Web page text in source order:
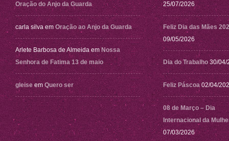
Oração do Anjo da Guarda
carla silva em Oração ao Anjo da Guarda
Arlete Barbosa de Almeida em Nossa
Senhora de Fatima 13 de maio
gleise em Quero ser
25/07/2026
Feliz Dia das Mães
09/05/2026
Dia do Trabalho 30/04/
Feliz Páscoa 02/04/
08 de Março – Dia
Internacional da
07/03/2026